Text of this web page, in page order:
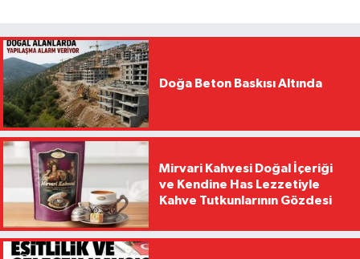
Doğa Beton Baskısı Altında
Mirvari Kahvesi Doğal İçeriği
ve Kendine Has Lezzetiyle
Kahve Tutkunlarının Gözdesi